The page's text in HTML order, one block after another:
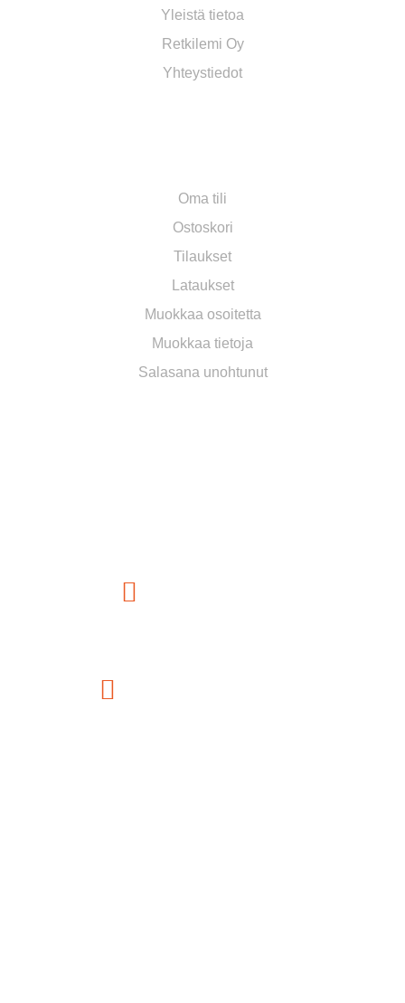
Yleistä tietoa
Retkilemi Oy
Yhteystiedot
Oma tili
Ostoskori
Tilaukset
Lataukset
Muokkaa osoitetta
Muokkaa tietoja
Salasana unohtunut